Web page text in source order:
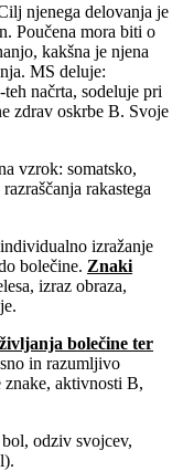
njenega delovanja je
Poučena mora biti o
kakšna je njena
MS deluje:
načrta, sodeluje pri
zdrav oskrbe B. Svoje
vzrok: somatsko,
rakastega
izražanje
bolečine. Znaki
izraz obraza,
bolečine ter
in razumljivo
znake, aktivnosti B,
odziv svojcev,